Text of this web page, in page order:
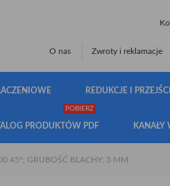
O nas Zwroty i reklamacje
REDUKCJE I
PRODUKTÓW PDF
POBIERZ
KANAŁY
45°, GRUBOŚĆ BLACHY: 3 MM